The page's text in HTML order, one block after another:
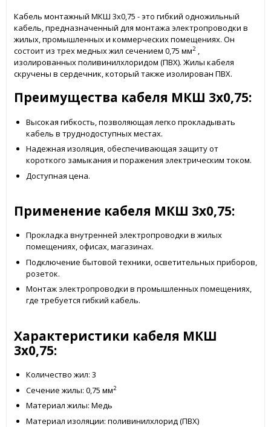
Кабель монтажный МКШ 3x0,75 - это гибкий одножильный
кабель, предназначенный для монтажа электропроводки в
жилых, промышленных и коммерческих помещениях. Он
состоит из трех медных жил сечением 0,75 мм2 ,
изолированных поливинилхлоридом (ПВХ). Жилы кабеля
скручены в сердечник, который также изолирован ПВХ.
Преимущества кабеля МКШ 3x0,75:
Высокая гибкость, позволяющая легко прокладывать
кабель в труднодоступных местах.
Надежная изоляция, обеспечивающая защиту от
короткого замыкания и поражения электрическим током.
Доступная цена.
Применение кабеля МКШ 3x0,75:
Прокладка внутренней электропроводки в жилых
помещениях, офисах, магазинах.
Подключение бытовой техники, осветительных приборов,
розеток.
Монтаж электропроводки в промышленных помещениях,
где требуется гибкий кабель.
Характеристики кабеля МКШ
3x0,75:
Количество жил: 3
Сечение жилы: 0,75 мм2
Материал жилы: Медь
Материал изоляции: поливинилхлорид (ПВХ)